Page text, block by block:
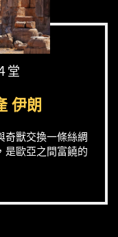
堂
伊朗
奇獸交換一條絲綢
是歐亞之間富饒的